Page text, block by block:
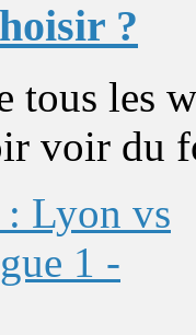
?
tous les
voir du